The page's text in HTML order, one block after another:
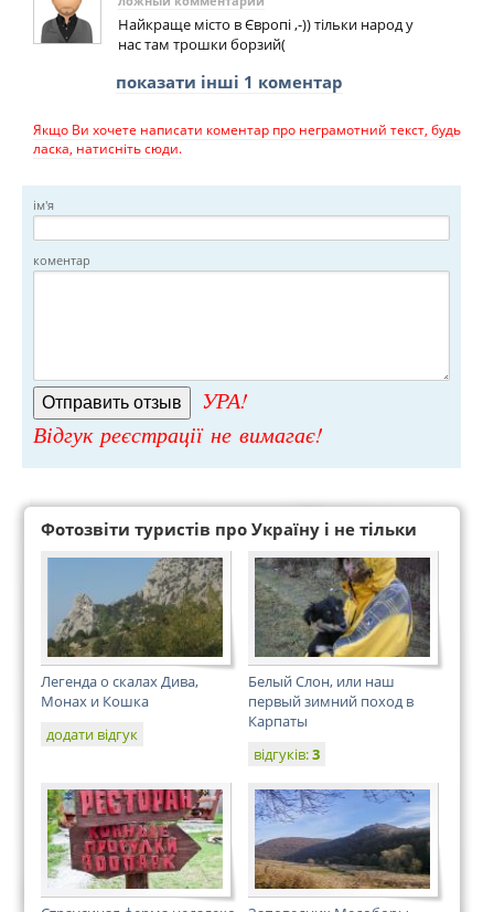
Найкраще місто в Європі ,-)) тільки народ у
нас там трошки борзий(
показати інші 1 коментар
Якщо Ви хочете написати коментар про неграмотний текст, будь
ласка, натисніть сюди.
ім'я
коментар
УРА!
Відгук реєстрації не вимагає!
Фотозвіти туристів про Україну і не тільки
Легенда о скалах Дива,
Монах и Кошка
додати відгук
Белый Слон, или наш
первый зимний поход в
Карпаты
відгуків:3